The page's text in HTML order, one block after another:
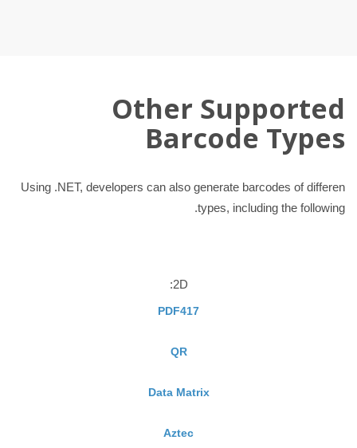
Other Supported
Barcode Types
Using .NET, developers can also generate barcodes of differen
types, including the following.
2D:
PDF417
QR
Data Matrix
Aztec